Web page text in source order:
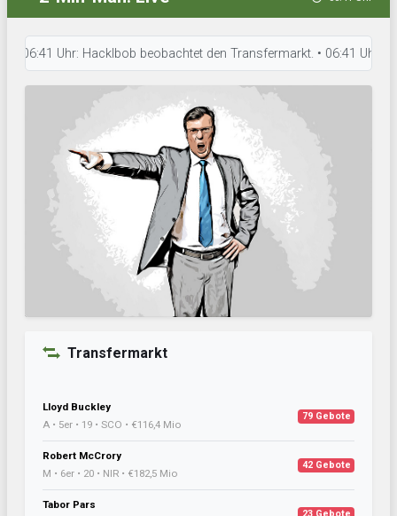
Uhr: Hacklbob beobachtet den Transfermarkt. • 06:41 Uhr:
Transfermarkt
Lloyd Buckley
A • 5er • 19 • SCO • €116,4 Mio
79 Gebote
Robert McCrory
M • 6er • 20 • NIR • €182,5 Mio
42 Gebote
Tabor Pars